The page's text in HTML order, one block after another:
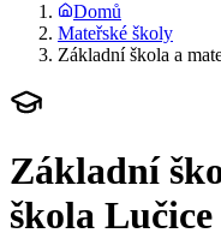
Domů
Mateřské školy
Základní škola a
Základní
škola Lučice